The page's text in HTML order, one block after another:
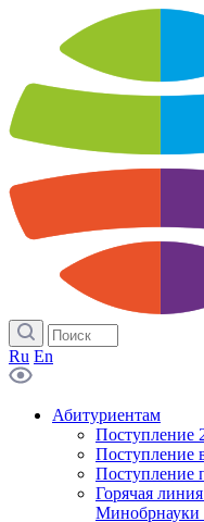
Ru En
Абитуриентам
Поступление
Поступление
Поступление
Горячая
Минобрнауки